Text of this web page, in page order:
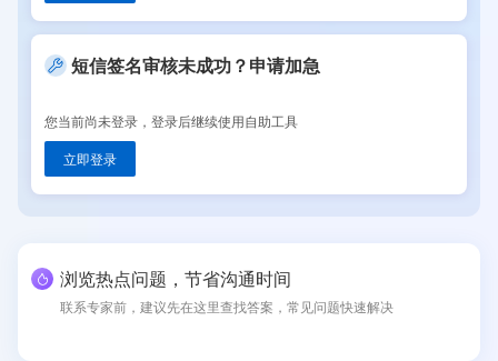
短信签名审核未成功？申请加急
您当前尚未登录，登录后继续使用自助工具
立即登录
浏览热点问题，节省沟通时间
联系专家前，建议先在这里查找答案，常见问题快速解决